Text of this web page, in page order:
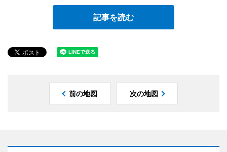
記事を読む
前の地図 次の地図